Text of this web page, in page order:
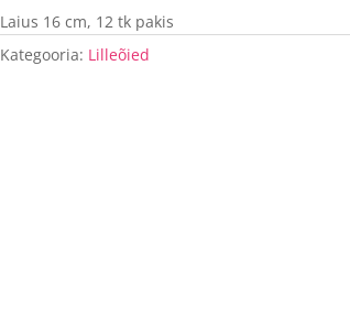
Laius 16 cm, 12 tk pakis
Kategooria: Lilleõied